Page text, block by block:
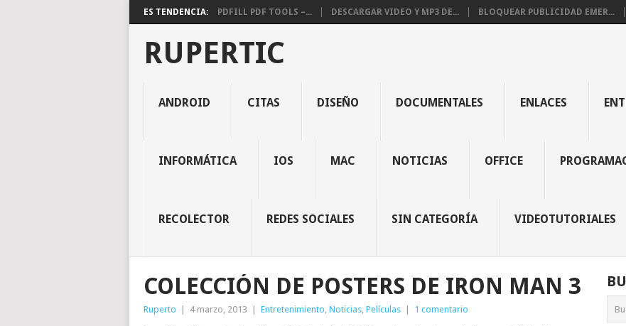
ES TENDENCIA: PDFILL PDF TOOLS –... DESCARGAR VIDEO Y MP3 DE... BLOQUEAR PUBLICIDAD EMER...
RUPERTIC
ANDROID CITAS DISEÑO DOCUMENTALES ENLACES
INFORMÁTICA IOS MAC NOTICIAS OFFICE
RECOLECTOR REDES SOCIALES SIN CATEGORÍA VIDEOTUTORIALES
COLECCIÓN DE POSTERS DE IRON MAN 3
Ruperto 4 marzo, 2013 Entretenimiento, Noticias, Películas 1 comentario